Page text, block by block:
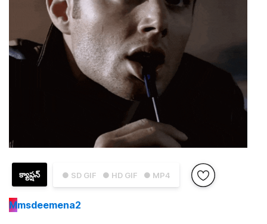
● SD GIF ● HD GIF ● MP4
క్యాప్షన్
Mmsdeemena2